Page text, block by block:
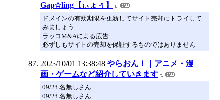
Gap☆ling【ぃょぅ】
ドメインの有効期限を更新してサイト売却にトライして
みましょう
ラッコM&Aによる広告
必ずしもサイトの売却を保証するものではありません
2023/10/01 13:38:48 やらおん！｜アニメ・漫
画・ゲームなど紹介していきます
09/28 名無しさん
09/28 名無しさん